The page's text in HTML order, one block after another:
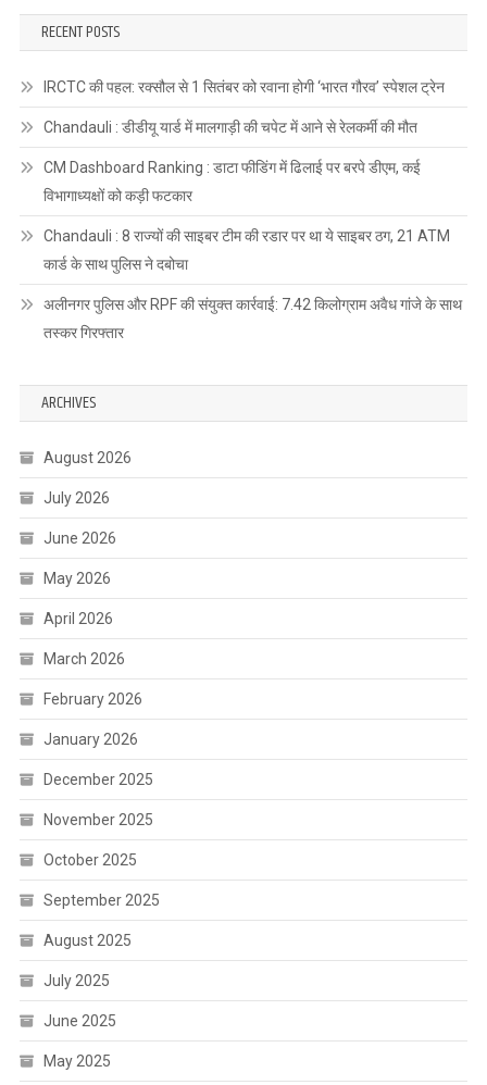
RECENT POSTS
IRCTC की पहल: रक्सौल से 1 सितंबर को रवाना होगी ‘भारत गौरव’ स्पेशल ट्रेन
Chandauli : डीडीयू यार्ड में मालगाड़ी की चपेट में आने से रेलकर्मी की मौत
CM Dashboard Ranking : डाटा फीडिंग में ढिलाई पर बरपे डीएम, कई
विभागाध्यक्षों को कड़ी फटकार
Chandauli : 8 राज्यों की साइबर टीम की रडार पर था ये साइबर ठग, 21 ATM
कार्ड के साथ पुलिस ने दबोचा
अलीनगर पुलिस और RPF की संयुक्त कार्रवाई: 7.42 किलोग्राम अवैध गांजे के साथ
तस्कर गिरफ्तार
ARCHIVES
August 2026
July 2026
June 2026
May 2026
April 2026
March 2026
February 2026
January 2026
December 2025
November 2025
October 2025
September 2025
August 2025
July 2025
June 2025
May 2025